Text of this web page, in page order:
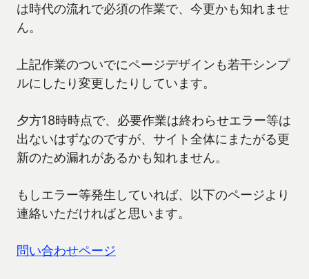
は時代の流れで必須の作業で、今更かも知れませ
ん。
上記作業のついでにページデザインも若干シンプ
ルにしたり変更したりしています。
夕方18時時点で、必要作業は終わらせエラー等は
出ないはずなのですが、サイト全体にまたがる更
新のため漏れがあるかも知れません。
もしエラー等発生していれば、以下のページより
連絡いただければと思います。
問い合わせページ